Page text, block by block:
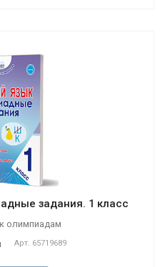
задания. 1 класс
олимпиадам
Арт. 65719689